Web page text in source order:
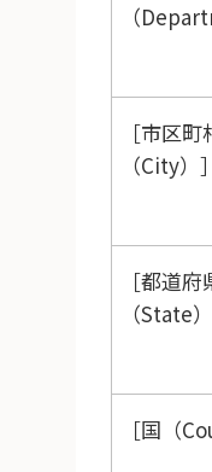
（
市区町
（City）
都道府
（State）
国（